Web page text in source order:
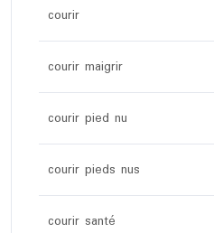
courir
courir maigrir
courir pied nu
courir pieds nus
courir santé